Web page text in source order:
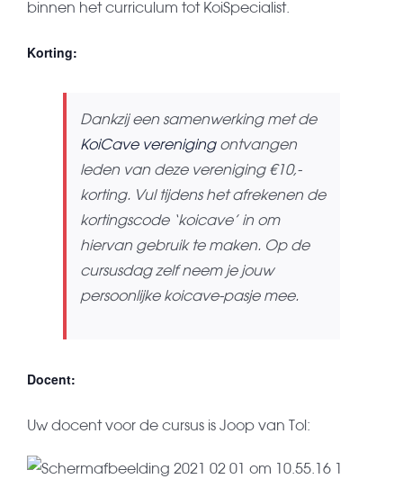
binnen het curriculum tot KoiSpecialist.
Korting:
Dankzij een samenwerking met de
KoiCave verenigingontvangen
leden van deze vereniging €10,-
korting. Vul tijdens het afrekenen de
kortingscode ‘koicave’ in om
hiervan gebruik te maken. Op de
cursusdag zelf neem je jouw
persoonlijke koicave-pasje mee.
Docent:
Uw docent voor de cursus is Joop van Tol: